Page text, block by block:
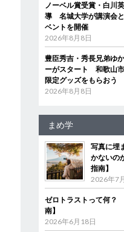
ノーベル賞受賞・白川
導 名城大学が講演会
ベントを開催
2026年8月8日
豊臣秀吉・秀長兄弟ゆ
ーがスタート 和歌山
限定グッズをもらおう
2026年8月8日
まめ学
写真に埋
かないの
指南】
2026年7
ゼロトラストって何？
南】
2026年6月18日